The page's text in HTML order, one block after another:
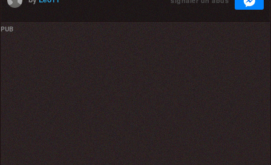
PUB